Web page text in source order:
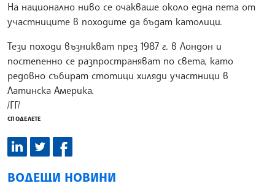
На национално ниво се очакваше около една пета от
участниците в походите да бъдат католици.
Тези походи възникват през 1987 г. в Лондон и
постепенно се разпространяват по света, като
редовно събират стотици хиляди участници в
Латинска Америка.
/ГГ/
СПОДЕЛЕТЕ
ВОДЕЩИ НОВИНИ